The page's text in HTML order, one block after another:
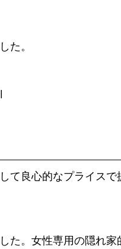
た。
て良心的なプライスで
た。女性専用の隠れ家